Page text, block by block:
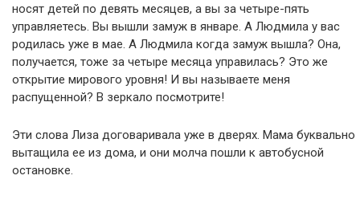
носят детей по девять месяцев, а вы за четыре-пять
управляетесь. Вы вышли замуж в январе. А Людмила у вас
родилась уже в мае. А Людмила когда замуж вышла? Она,
получается, тоже за четыре месяца управилась? Это же
открытие мирового уровня! И вы называете меня
распущенной? В зеркало посмотрите!
Эти слова Лиза договаривала уже в дверях. Мама буквально
вытащила ее из дома, и они молча пошли к автобусной
остановке.